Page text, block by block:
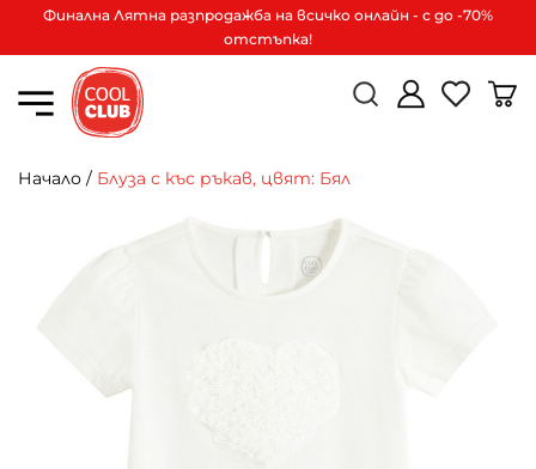
Финална Лятна разпродажба на всичко онлайн - с до -70%
отстъпка!
Начало / Блуза с къс ръкав, цвят: Бял